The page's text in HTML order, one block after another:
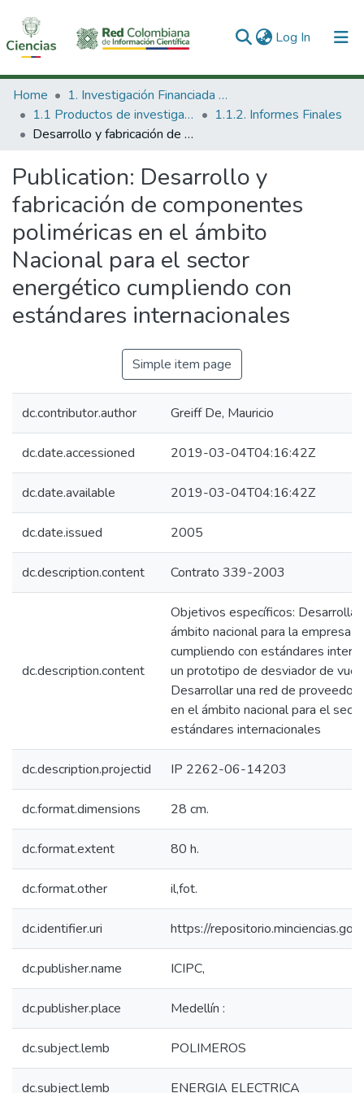
Log In (current)
Communities & Collections
All of DSpace
Home
1. Investigación Financiada con Recursos Públicos
1.1 Productos de investigación
1.1.2. Informes Finales
Desarrollo y fabricación de componentes poliméricas en el ámbito Nacional para el sector energético cumpliendo con estándares internacionales
Publication: Desarrollo y
fabricación de componentes
poliméricas en el ámbito
Nacional para el sector
energético cumpliendo con
estándares internacionales
Simple item page
dc.contributor.author Greiff De, Mauricio
dc.date.accessioned 2019-03-04T04:16:42Z
dc.date.available 2019-03-04T04:16:42Z
dc.date.issued 2005
dc.description.content Contrato 339-2003
dc.description.content
Objetivos específicos:
ámbito nacional para la empresa
cumpliendo con estándares
un prototipo de desviador de
Desarrollar una red de
en el ámbito nacional para el
estándares internacionales
dc.description.projectid IP 2262-06-14203
dc.format.dimensions 28 cm.
dc.format.extent 80 h.
dc.format.other il,fot.
dc.identifier.uri https://
dc.publisher.name ICIPC,
dc.publisher.place Medellín :
dc.subject.lemb POLIMEROS
dc.subject.lemb ENERGIA ELECTRICA